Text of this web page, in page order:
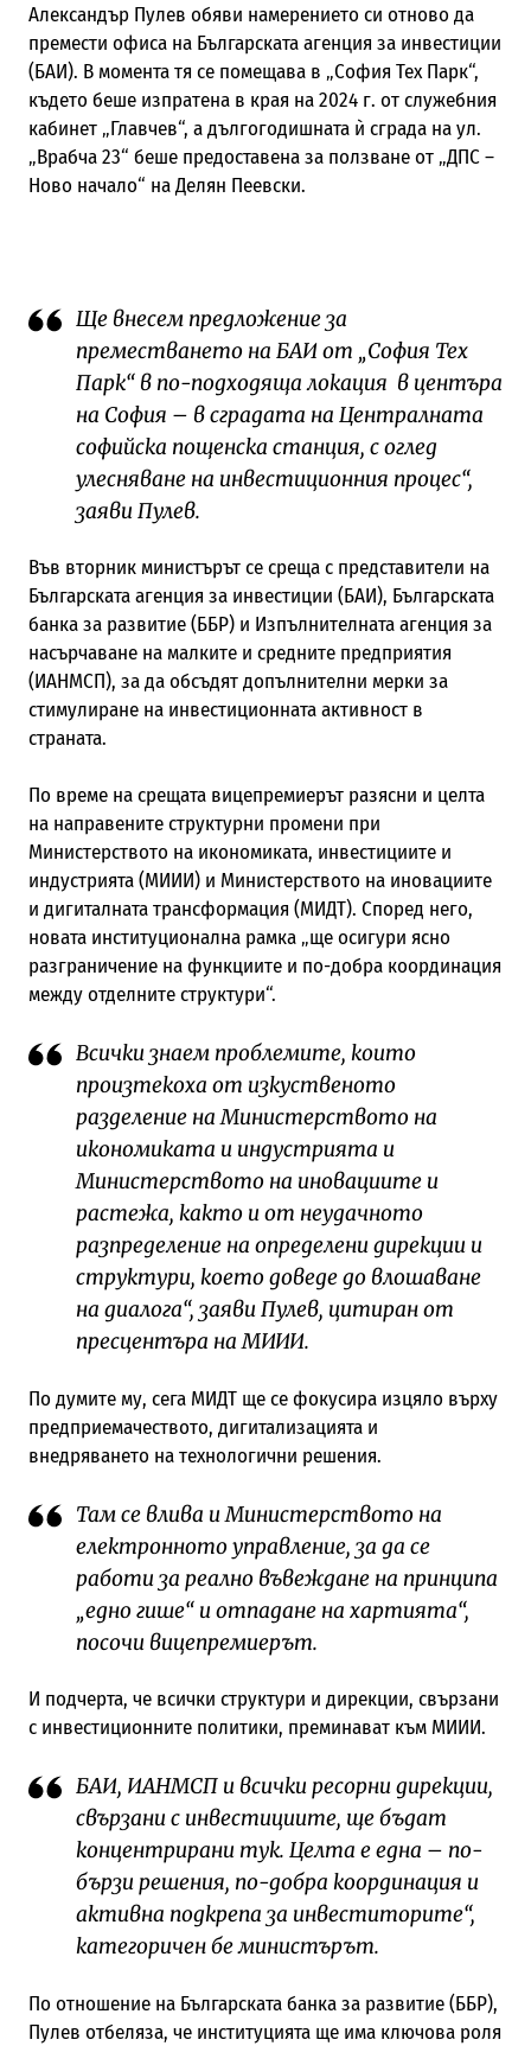
Александър Пулев обяви намерението си отново да
премести офиса на Българската агенция за инвестиции
(БАИ). В момента тя се помещава в „София Тех Парк“,
където беше изпратена в края на 2024 г. от служебния
кабинет „Главчев“, а дългогодишната ѝ сграда на ул.
„Врабча 23“ беше предоставена за ползване от „ДПС –
Ново начало“ на Делян Пеевски.
Ще внесем предложение за
преместването на БАИ от „София Тех
Парк“ в по-подходяща локация в центъра
на София – в сградата на Централната
софийска пощенска станция, с оглед
улесняване на инвестиционния процес“,
заяви Пулев.
Във вторник министърът се среща с представители на
Българската агенция за инвестиции (БАИ), Българската
банка за развитие (ББР) и Изпълнителната агенция за
насърчаване на малките и средните предприятия
(ИАНМСП), за да обсъдят допълнителни мерки за
стимулиране на инвестиционната активност в
страната.
По време на срещата вицепремиерът разясни и целта
на направените структурни промени при
Министерството на икономиката, инвестициите и
индустрията (МИИИ) и Министерството на иновациите
и дигиталната трансформация (МИДТ). Според него,
новата институционална рамка „ще осигури ясно
разграничение на функциите и по-добра координация
между отделните структури“.
Всички знаем проблемите, които
произтекоха от изкуственото
разделение на Министерството на
икономиката и индустрията и
Министерството на иновациите и
растежа, както и от неудачното
разпределение на определени дирекции и
структури, което доведе до влошаване
на диалога“, заяви Пулев, цитиран от
пресцентъра на МИИИ.
По думите му, сега МИДТ ще се фокусира изцяло върху
предприемачеството, дигитализацията и
внедряването на технологични решения.
Там се влива и Министерството на
електронното управление, за да се
работи за реално въвеждане на принципа
„едно гише“ и отпадане на хартията“,
посочи вицепремиерът.
И подчерта, че всички структури и дирекции, свързани
с инвестиционните политики, преминават към МИИИ.
БАИ, ИАНМСП и всички ресорни дирекции,
свързани с инвестициите, ще бъдат
концентрирани тук. Целта е една – по-
бързи решения, по-добра координация и
активна подкрепа за инвеститорите“,
категоричен бе министърът.
По отношение на Българската банка за развитие (ББР),
Пулев отбеляза, че институцията ще има ключова роля